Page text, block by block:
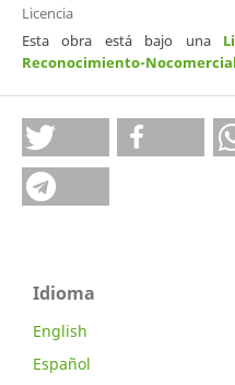
Licencia
Esta obra está bajo una
Reconocimiento-
Idioma
English
Español